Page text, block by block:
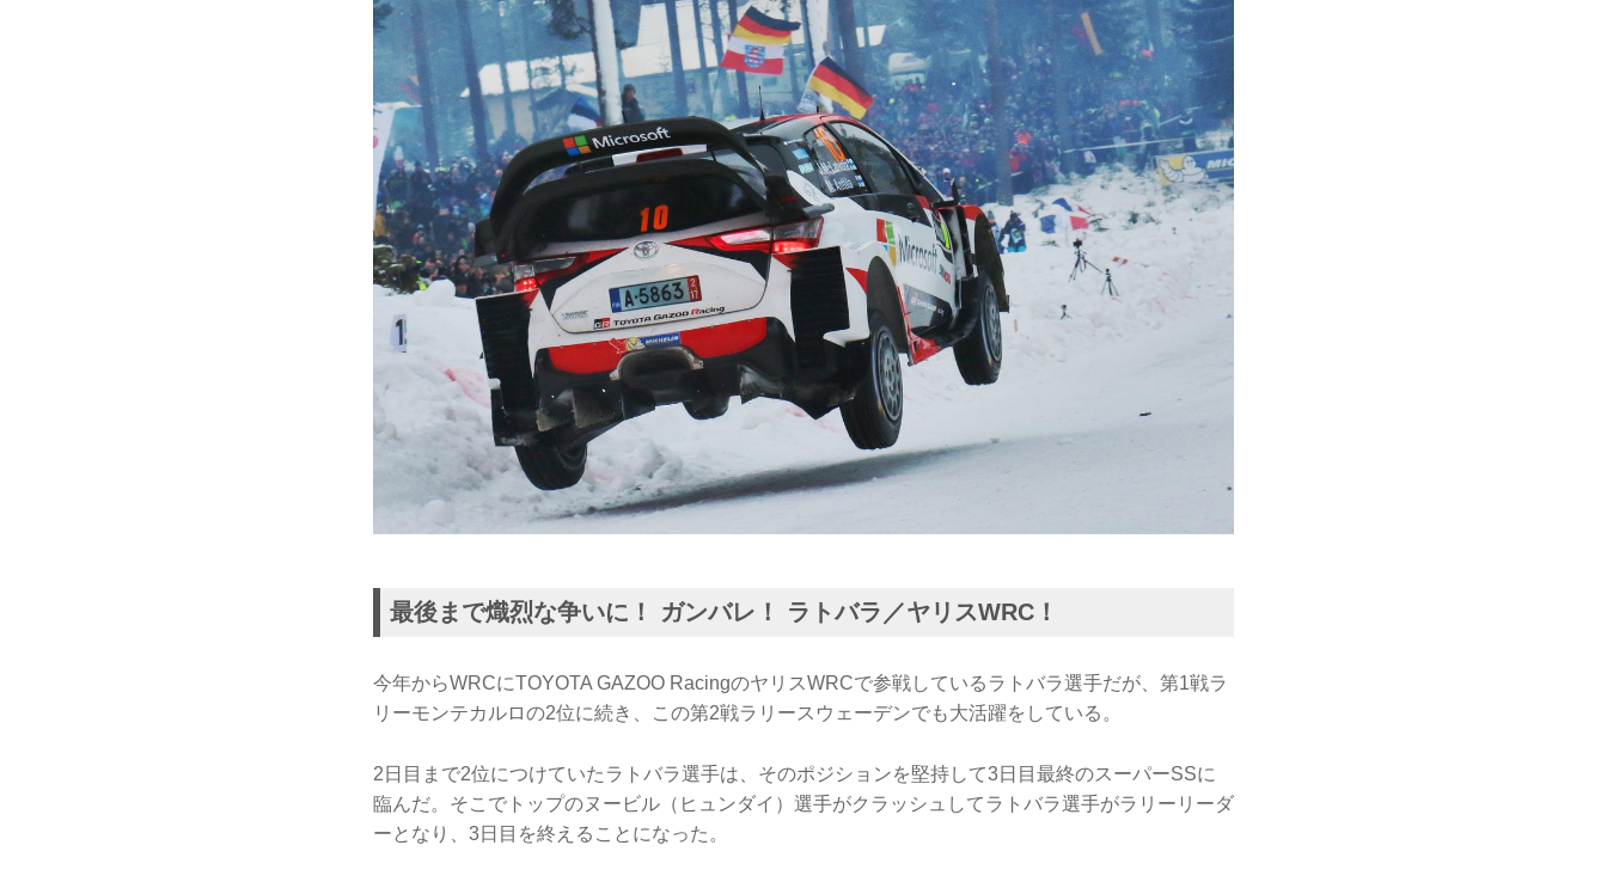
最後まで熾烈な争いに！ ガンバレ！ ラトバラ／ヤリスWRC！
今年からWRCにTOYOTA GAZOO RacingのヤリスWRCで参戦しているラトバラ選手だが、第1戦ラ
リーモンテカルロの2位に続き、この第2戦ラリースウェーデンでも大活躍をしている。
2日目まで2位につけていたラトバラ選手は、そのポジションを堅持して3日目最終のスーパーSSに
臨んだ。そこでトップのヌービル（ヒュンダイ）選手がクラッシュしてラトバラ選手がラリーリーダ
ーとなり、3日目を終えることになった。